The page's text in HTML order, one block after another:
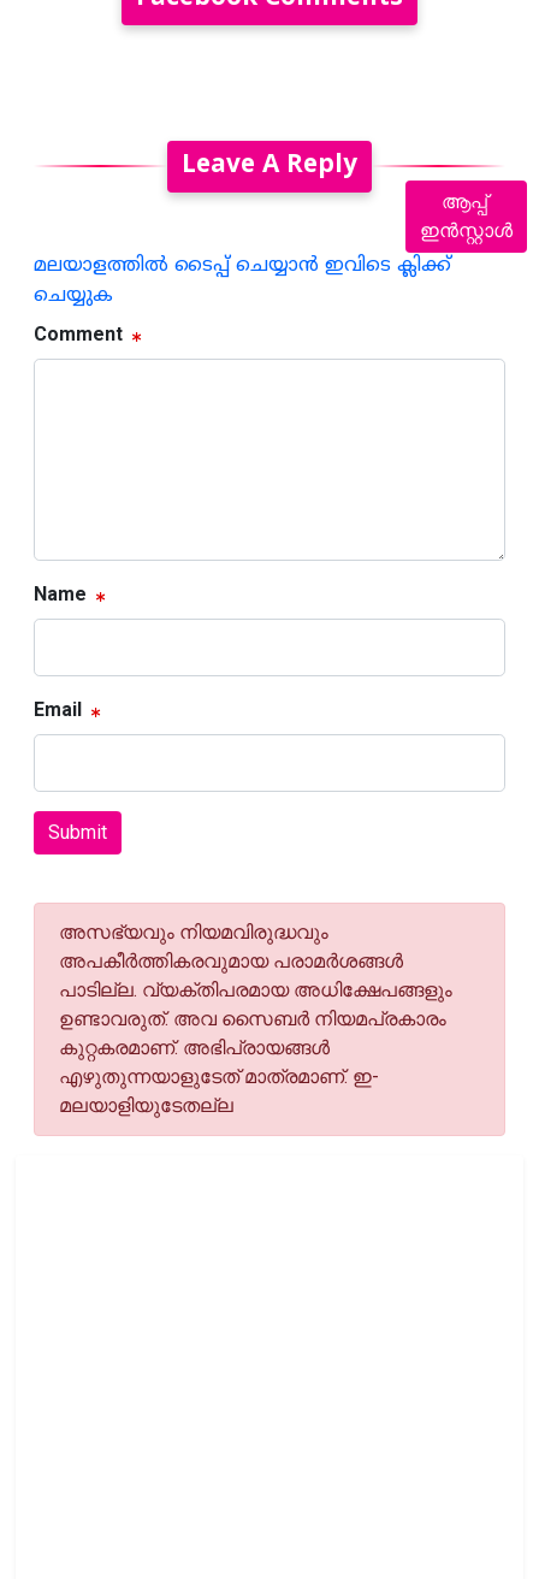
Leave A Reply
മലയാളത്തില്‍ ടൈപ്പ് ചെയ്യാന്‍ ഇവിടെ ക്ലിക്ക്
ചെയ്യുക
Comment
Name
Email
Submit
അസഭ്യവും നിയമവിരുദ്ധവും
അപകീര്‍ത്തികരവുമായ പരാമര്‍ശങ്ങള്‍
പാടില്ല. വ്യക്തിപരമായ അധിക്ഷേപങ്ങളും
ഉണ്ടാവരുത്. അവ സൈബര്‍ നിയമപ്രകാരം
കുറ്റകരമാണ്. അഭിപ്രായങ്ങള്‍
എഴുതുന്നയാളുടേത് മാത്രമാണ്. ഇ-
മലയാളിയുടേതല്ല
ആപ്പ്
ഇൻസ്റ്റാൾ